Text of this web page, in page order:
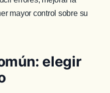
mayor control sobre su
elegir